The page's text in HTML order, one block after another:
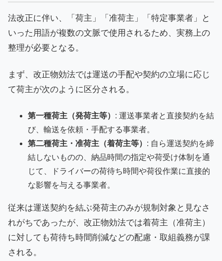
法改正に伴い、「荷主」「准荷主」「特定事業者」と
いった用語が複数の文脈で使用されるため、実務上の
整理が必要となる。
まず、改正物効法では運送の手配や契約の立場に応じ
て荷主が次のように区分される。
第一種荷主（発荷主等） : 運送事業者と直接契約を結
び、輸送を依頼・手配する事業者。
第二種荷主・准荷主（着荷主等） : 自ら運送契約を締
結しないものの、納品時間の指定や荷受け体制を通
じて、ドライバーの荷待ち時間や荷役作業に直接的
な影響を与える事業者。
従来は運送契約を結ぶ発荷主のみが規制対象と見なさ
れがちであったが、改正物効法では着荷主（准荷主）
に対しても荷待ち時間削減などの配慮・取組義務が課
される。